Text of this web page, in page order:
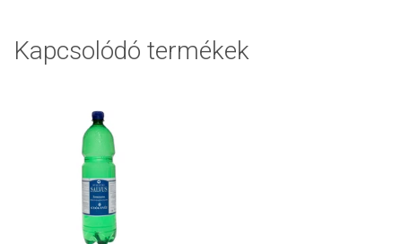
Kapcsolódó termékek